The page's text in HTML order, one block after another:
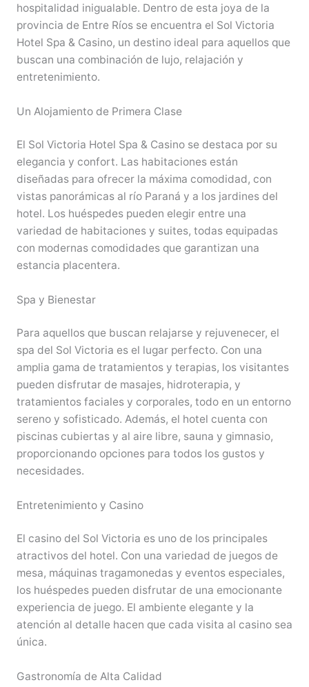
hospitalidad inigualable. Dentro de esta joya de la
provincia de Entre Ríos se encuentra el Sol Victoria
Hotel Spa & Casino, un destino ideal para aquellos que
buscan una combinación de lujo, relajación y
entretenimiento.
Un Alojamiento de Primera Clase
El Sol Victoria Hotel Spa & Casino se destaca por su
elegancia y confort. Las habitaciones están
diseñadas para ofrecer la máxima comodidad, con
vistas panorámicas al río Paraná y a los jardines del
hotel. Los huéspedes pueden elegir entre una
variedad de habitaciones y suites, todas equipadas
con modernas comodidades que garantizan una
estancia placentera.
Spa y Bienestar
Para aquellos que buscan relajarse y rejuvenecer, el
spa del Sol Victoria es el lugar perfecto. Con una
amplia gama de tratamientos y terapias, los visitantes
pueden disfrutar de masajes, hidroterapia, y
tratamientos faciales y corporales, todo en un entorno
sereno y sofisticado. Además, el hotel cuenta con
piscinas cubiertas y al aire libre, sauna y gimnasio,
proporcionando opciones para todos los gustos y
necesidades.
Entretenimiento y Casino
El casino del Sol Victoria es uno de los principales
atractivos del hotel. Con una variedad de juegos de
mesa, máquinas tragamonedas y eventos especiales,
los huéspedes pueden disfrutar de una emocionante
experiencia de juego. El ambiente elegante y la
atención al detalle hacen que cada visita al casino sea
única.
Gastronomía de Alta Calidad